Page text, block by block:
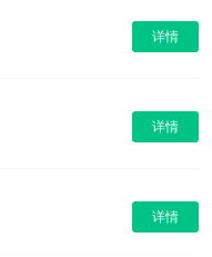
详情
详情
详情